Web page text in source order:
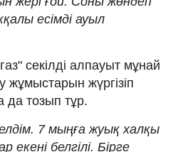
есімді ауыл
секілді алпауыт мұнай
жүргізіп
да тозып тұр.
7 мыңға жуық халқы
екені белгілі. Бірге